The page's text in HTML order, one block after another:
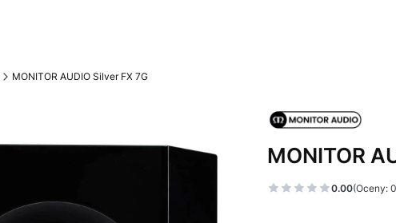
MONITOR AUDIO Silver FX 7G
MONITOR
0.00(Oceny: